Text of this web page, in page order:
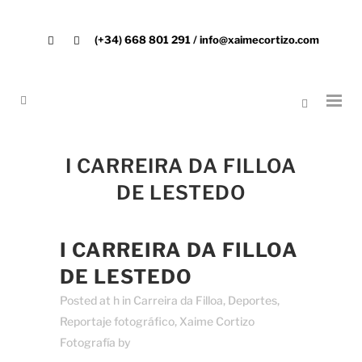
(+34) 668 801 291 / info@xaimecortizo.com
I CARREIRA DA FILLOA
DE LESTEDO
I CARREIRA DA FILLOA
DE LESTEDO
Posted at h in Carreira da Filloa, Deportes,
Reportaje fotográfico, Xaime Cortizo
Fotografía by